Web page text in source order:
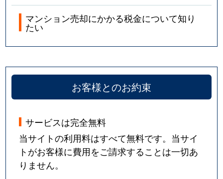
マンション売却にかかる税金について知り
たい
お客様とのお約束
サービスは完全無料
当サイトの利用料はすべて無料です。当サイ
トがお客様に費用をご請求することは一切あ
りません。